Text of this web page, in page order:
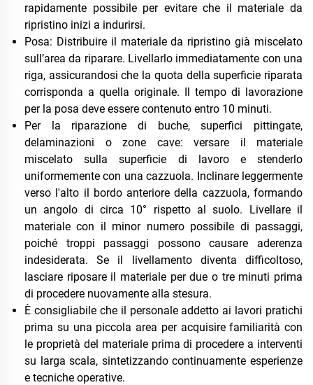
rapidamente possibile per evitare che il materiale da
ripristino inizi a indurirsi.
Posa: Distribuire il materiale da ripristino già miscelato
sull’area da riparare. Livellarlo immediatamente con una
riga, assicurandosi che la quota della superficie riparata
corrisponda a quella originale. Il tempo di lavorazione
per la posa deve essere contenuto entro 10 minuti.
Per la riparazione di buche, superfici pittingate,
delaminazioni o zone cave: versare il materiale
miscelato sulla superficie di lavoro e stenderlo
uniformemente con una cazzuola. Inclinare leggermente
verso l'alto il bordo anteriore della cazzuola, formando
un angolo di circa 10° rispetto al suolo. Livellare il
materiale con il minor numero possibile di passaggi,
poiché troppi passaggi possono causare aderenza
indesiderata. Se il livellamento diventa difficoltoso,
lasciare riposare il materiale per due o tre minuti prima
di procedere nuovamente alla stesura.
È consigliabile che il personale addetto ai lavori pratichi
prima su una piccola area per acquisire familiarità con
le proprietà del materiale prima di procedere a interventi
su larga scala, sintetizzando continuamente esperienze
e tecniche operative.